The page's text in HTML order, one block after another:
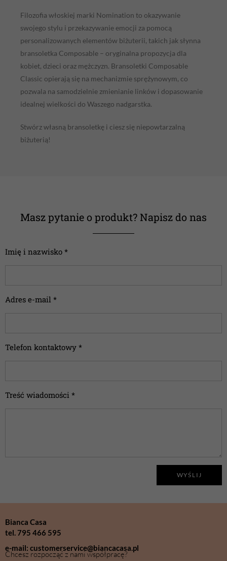
Filozofia włoskiej marki Nomination to okazywanie
swojego stylu i przekazywanie emocji za pomocą
personalizowanych elementów biżuterii, takich jak słynna
bransoletka Composable – oryginalna propozycja dla
kobiet, dzieci oraz mężczyzn. Bransoletki Composable
Classic opierają się na mechanizmie sprężynowym, co
pozwala na samodzielnie zmienianie linków i dopasowanie
idealnej wielkości do Waszego nadgarstka.
Stwórz własną bransoletkę i ciesz się niepowtarzalną
biżuterią!
Masz pytanie o produkt? Napisz do nas
Imię i nazwisko *
Adres e-mail *
Telefon kontaktowy *
Treść wiadomości *
WYŚLIJ
Bianca Casa
tel. 795 466 595
e-mail: customerservice@biancacasa.pl
Chcesz rozpocząć z nami współpracę?